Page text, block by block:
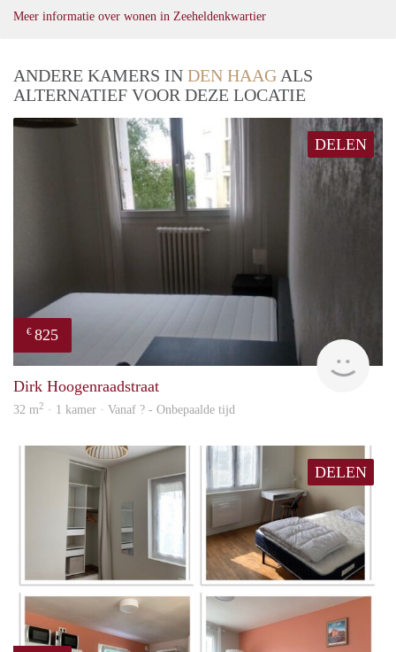
Meer informatie over wonen in Zeeheldenkwartier
ANDERE KAMERS IN DEN HAAG ALS
ALTERNATIEF VOOR DEZE LOCATIE
DELEN
€ 825
Dirk Hoogenraadstraat
32 m2 · 1 kamer · Vanaf ? - Onbepaalde tijd
DELEN